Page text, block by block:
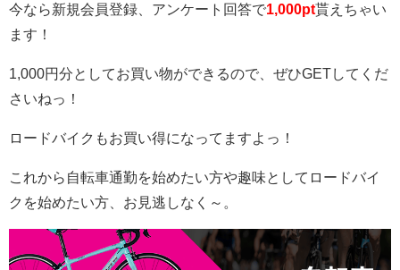
今なら新規会員登録、アンケート回答で1,000pt貰えちゃい
ます！
1,000円分としてお買い物ができるので、ぜひGETしてくだ
さいねっ！
ロードバイクもお買い得になってますよっ！
これから自転車通勤を始めたい方や趣味としてロードバイ
クを始めたい方、お見逃しなく～。